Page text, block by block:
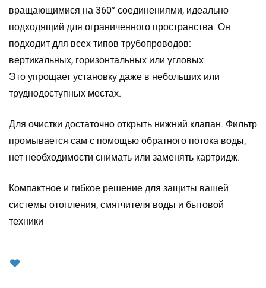
вращающимися на 360° соединениями, идеально
подходящий для ограниченного пространства. Он
подходит для всех типов трубопроводов:
вертикальных, горизонтальных или угловых.
Это упрощает установку даже в небольших или
труднодоступных местах.
Для очистки достаточно открыть нижний клапан. Фильтр
промывается сам с помощью обратного потока воды,
нет необходимости снимать или заменять картридж.
Компактное и гибкое решение для защиты вашей
системы отопления, смягчителя воды и бытовой
техники